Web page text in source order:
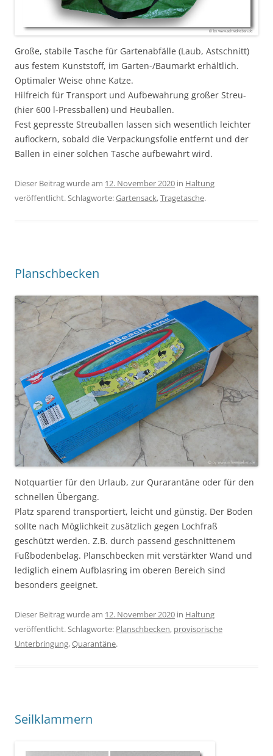
Große, stabile Tasche für Gartenabfälle (Laub, Astschnitt)
aus festem Kunststoff, im Garten-/Baumarkt erhältlich.
Optimaler Weise ohne Katze.
Hilfreich für Transport und Aufbewahrung großer Streu-
(hier 600 l-Pressballen) und Heuballen.
Fest gepresste Streuballen lassen sich wesentlich leichter
auflockern, sobald die Verpackungsfolie entfernt und der
Ballen in einer solchen Tasche aufbewahrt wird.
Dieser Beitrag wurde am 12. November 2020 in Haltung
veröffentlicht. Schlagworte:Gartensack,Tragetasche.
Planschbecken
Notquartier für den Urlaub, zur Qurarantäne oder für den
schnellen Übergang.
Platz sparend transportiert, leicht und günstig. Der Boden
sollte nach Möglichkeit zusätzlich gegen Lochfraß
geschützt werden. Z.B. durch passend geschnittenem
Fußbodenbelag. Planschbecken mit verstärkter Wand und
lediglich einem Aufblasring im oberen Bereich sind
besonders geeignet.
Dieser Beitrag wurde am 12. November 2020 in Haltung
veröffentlicht. Schlagworte: Planschbecken, provisorische
Unterbringung,Quarantäne.
Seilklammern